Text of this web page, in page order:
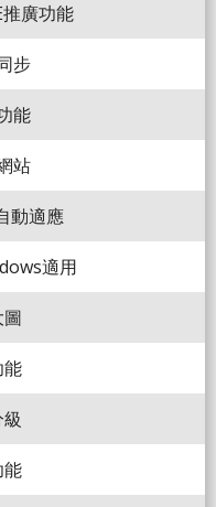
廣功能
步
能
站
動適應
適用
能
能